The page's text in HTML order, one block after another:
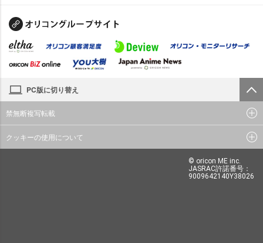
PC版に切り替え
禁無断複写転載
クッキーの使用について
© oricon ME inc.
JASRAC許諾番号：
9009642140Y38026